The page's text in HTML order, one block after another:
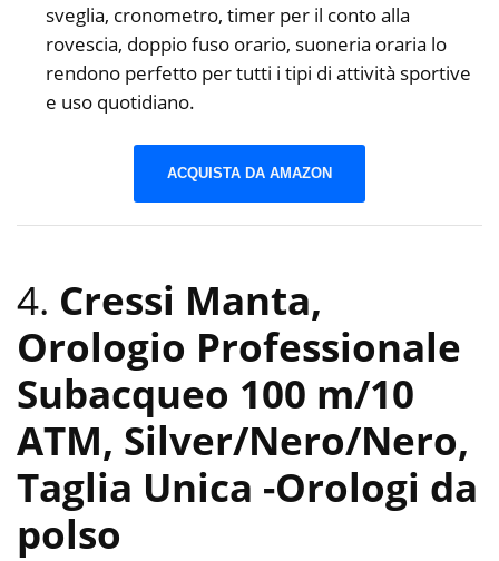
sveglia, cronometro, timer per il conto alla
rovescia, doppio fuso orario, suoneria oraria lo
rendono perfetto per tutti i tipi di attività sportive
e uso quotidiano.
ACQUISTA DA AMAZON
4. Cressi Manta,
Orologio Professionale
Subacqueo 100 m/10
ATM, Silver/Nero/Nero,
Taglia Unica -Orologi da
polso